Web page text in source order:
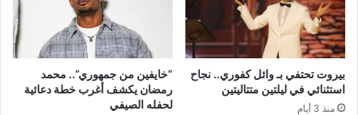
بيروت تحتفي بـ وائل كفوري.. نجاح
استثنائي في ليلتين متتاليتين
منذ 3 أيام
“خايفين من جمهوري”.. محمد
رمضان يكشف أغرب خطة دعائية
لحفله الصيفي